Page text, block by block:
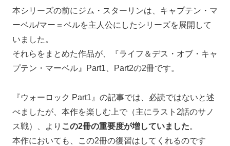
本シリーズの前にジム・スターリンは、キャプテン・マ
ーベル/マー＝ベルを主人公にしたシリーズを展開して
いました。
それらをまとめた作品が、『ライフ＆デス・オブ・キャ
プテン・マーベル』Part1、Part2の2冊です。
『ウォーロック Part1』の記事では、必読ではないと述
べましたが、本作を楽しむ上で（主にラスト2話のサノ
ス戦）、より この2冊の重要度が増していました。
本作においても、この2冊の復習はしてくれるのです